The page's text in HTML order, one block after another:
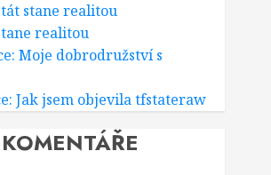
stane realitou
realitou
Moje dobrodružství s
Jak jsem objevila tfstateraw